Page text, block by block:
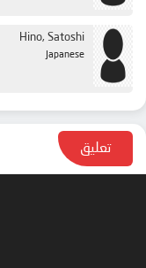
Hino, Satoshi
Japanese
تعليق